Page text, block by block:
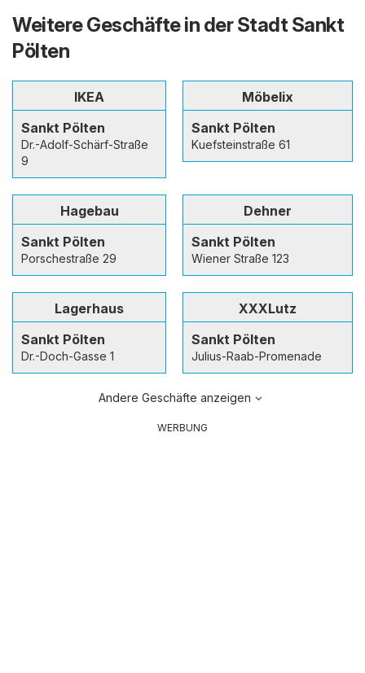
Weitere Geschäfte in der Stadt Sankt
Pölten
IKEA
Sankt Pölten
Dr.-Adolf-Schärf-Straße
9
Möbelix
Sankt Pölten
Kuefsteinstraße 61
Hagebau
Sankt Pölten
Porschestraße 29
Dehner
Sankt Pölten
Wiener Straße 123
Lagerhaus
Sankt Pölten
Dr.-Doch-Gasse 1
XXXLutz
Sankt Pölten
Julius-Raab-Promenade
Andere Geschäfte anzeigen
WERBUNG